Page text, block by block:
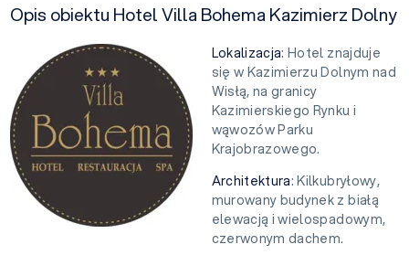
Opis obiektu Hotel Villa Bohema Kazimierz Dolny
Lokalizacja: Hotel znajduje
się w Kazimierzu Dolnym nad
Wisłą, na granicy
Kazimierskiego Rynku i
wąwozów Parku
Krajobrazowego.
Architektura: Kilkubryłowy,
murowany budynek z białą
elewacją i wielospadowym,
czerwonym dachem.